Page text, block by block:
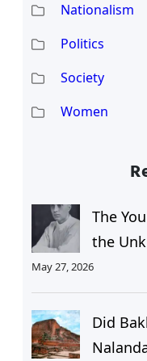
Nationalism
Politics
Society
Women
The
the
May 27, 2026
Did